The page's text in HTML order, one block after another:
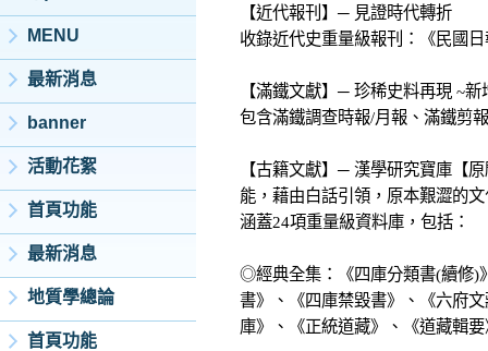
MENU
最新消息
banner
活動花絮
首頁功能
最新消息
地質學總論
首頁功能
【近代報刊】─ 見證時代轉折
收錄近代史重量級報刊：《民國
【滿鐵文獻】─ 珍稀史料再現 ~
包含滿鐵調查時報/月報、滿鐵剪
【古籍文獻】─ 漢學研究寶庫【
能，藉由白話引領，原本艱澀的
涵蓋24項重量級資料庫，包括：
◎經典全集：《四庫分類書(續修)
書》、《四庫禁毀書》、《六府
庫》、《正統道藏》、《道藏輯要